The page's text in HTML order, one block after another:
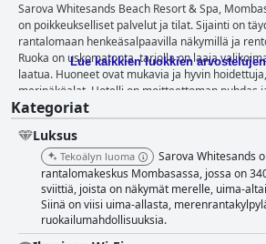
Sarova Whitesands Beach Resort & Spa,
on poikkeukselliset palvelut ja tilat. Sijainti on
rantalomaan henkeäsalpaavilla näkymillä ja
Ruoka on uskomatonta, tarjolla on laaja
laatua. Huoneet ovat mukavia ja hyvin
merinäköalat. Hotelli on moitteettoman puhdas
ystävällinen ja avulias henkilökunta tarjoaa
vieraanvaraisuutta. Hotellin laajuinen WiFi-
voivat pysyä yhteydessä ja nauttia samalla
mukavuuksista. Uima-altaat ja alueet ovat
ranta sijaitsee täydellisesti aivan hotellin
täydellinen kaikenikäisille lapsiperheille, ja
toimintaa kaikille. Vaikka jotkut vieraat kokevat,
väitettyyn 5 tähden luokitukseen, hotelli on
täydellinen hemmottelevaan rantalomaan.
Lue kaikkien luokkien
Kategoriat
Luksus
Tekoälyn luoma
Sarova Whitesands
rantalomakeskus Mombasassa, jossa on
sviittiä, joista on näkymät merelle, uima-
Siinä on viisi uima-allasta,
ruokailumahdollisuuksia.